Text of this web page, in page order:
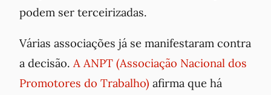
podem ser terceirizadas.
Várias associações já se manifestaram contra
a decisão. A ANPT (Associação Nacional dos
Promotores do Trabalho) afirma que há